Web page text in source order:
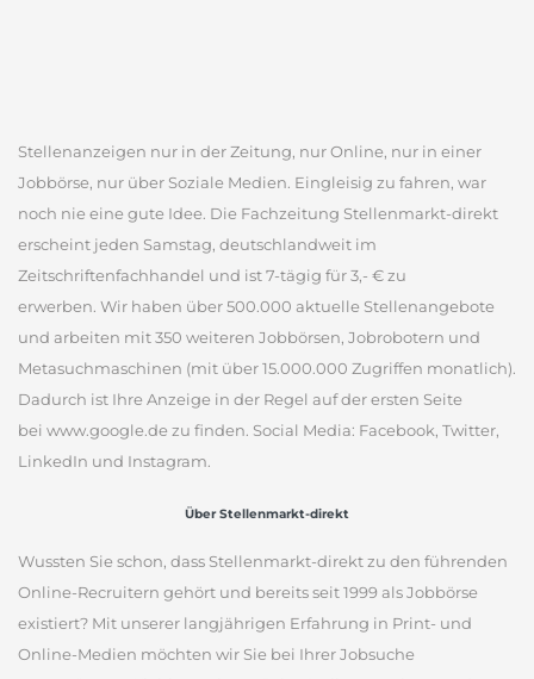
Stellenanzeigen nur in der Zeitung, nur Online, nur in einer
Jobbörse, nur über Soziale Medien. Eingleisig zu fahren, war
noch nie eine gute Idee. Die Fachzeitung Stellenmarkt-direkt
erscheint jeden Samstag, deutschlandweit im
Zeitschriftenfachhandel und ist 7-tägig für 3,- € zu
erwerben. Wir haben über 500.000 aktuelle Stellenangebote
und arbeiten mit 350 weiteren Jobbörsen, Jobrobotern und
Metasuchmaschinen (mit über 15.000.000 Zugriffen monatlich).
Dadurch ist Ihre Anzeige in der Regel auf der ersten Seite
bei www.google.de zu finden. Social Media: Facebook, Twitter,
LinkedIn und Instagram.
Über Stellenmarkt-direkt
Wussten Sie schon, dass Stellenmarkt-direkt zu den führenden
Online-Recruitern gehört und bereits seit 1999 als Jobbörse
existiert? Mit unserer langjährigen Erfahrung in Print- und
Online-Medien möchten wir Sie bei Ihrer Jobsuche